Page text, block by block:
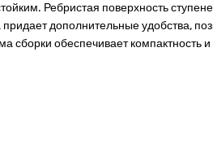
Ребристая поверхность
дополнительные удобства,
сборки обеспечивает компактность и